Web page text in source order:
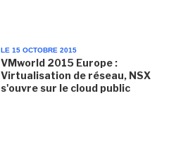
LE 15 OCTOBRE 2015
VMworld 2015 Europe :
Virtualisation de réseau, NSX
s'ouvre sur le cloud public